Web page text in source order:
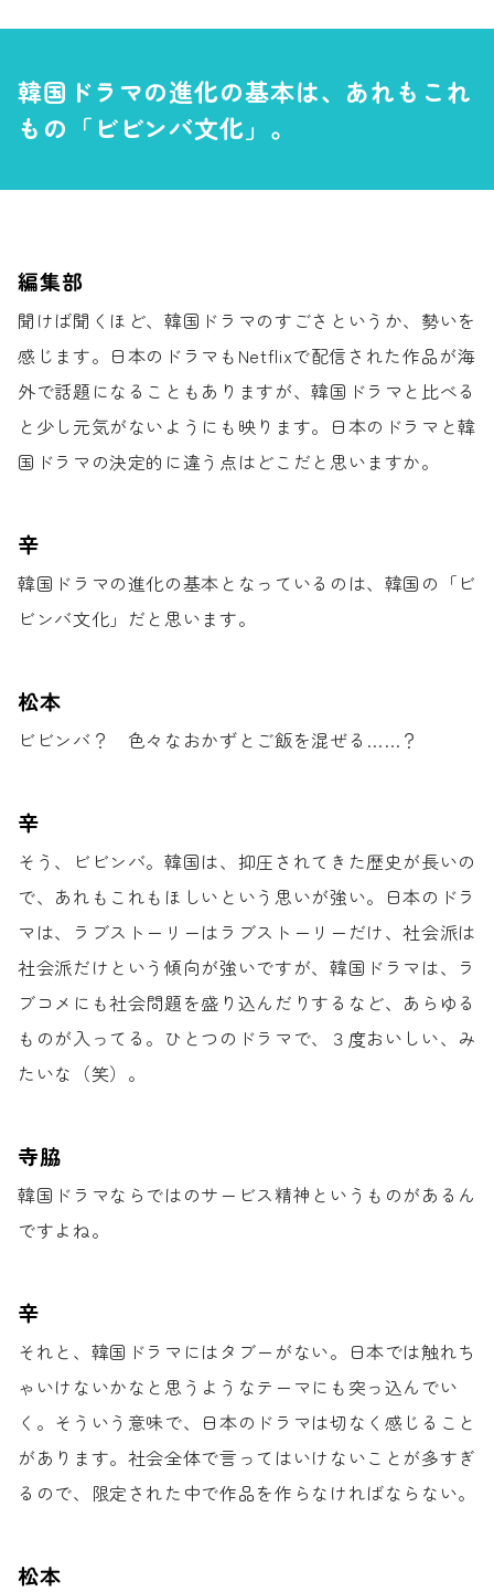
韓国ドラマの進化の基本は、 あれもこれ
もの「ビビンバ文化」。
編集部
聞けば聞くほど、韓国ドラマのすごさというか、 勢いを
感じます。 日本のドラマもNetflixで配信された作品が海
外で話題になることもありますが、韓国ドラマと比べる
と 少し元気がないようにも映ります。 日本のドラマと韓
国ドラマの決定的に違う点はどこだと思いますか。
辛
韓国ドラマの進化の基本となっているのは、 韓国の「ビ
ビンバ文化」だと思います。
松本
ビビンバ？ 色々なおかずとご飯を混ぜる……？
辛
そう、ビビンバ。韓国は、抑圧されてきた歴史が長いの
で、 あれもこれもほしいという思いが強い。 日本のドラ
マは、
ラブストーリーはラブストーリーだけ、社会派は
社会派だけという傾向が強いですが、 韓国ドラマは、ラ
ブコメにも社会問題を盛り込んだりするなど、あらゆる
ものが入ってる。 ひとつのドラマで、３度おいしい、み
たいな（笑）。
寺脇
韓国ドラマならではのサービス精神というものがあるん
ですよね。
辛
それと、韓国ドラマにはタブーがない。 日本では触れち
ゃいけないかなと思うようなテーマにも突っ込んでい
く。 そういう意味で、日本のドラマは切なく感じること
があります。 社会全体で言ってはいけないことが多すぎ
るので、 限定された中で作品を作らなければならない。
松本